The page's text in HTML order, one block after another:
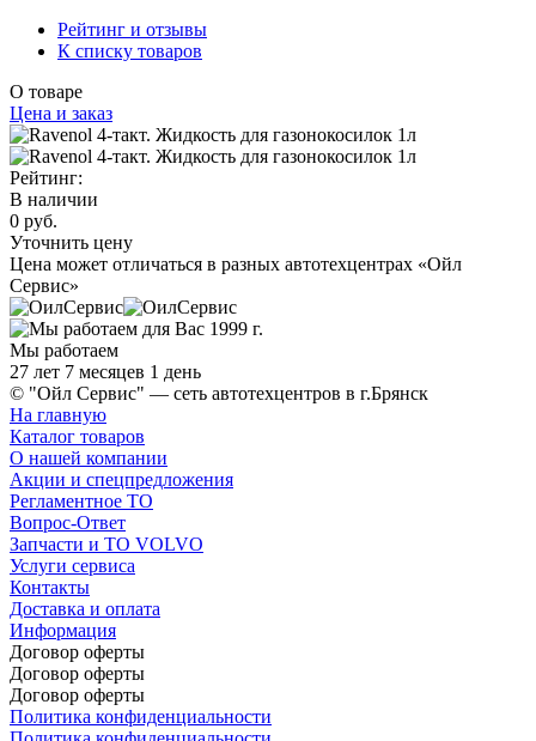
Рейтинг и отзывы
К списку товаров
О товаре
Цена и заказ
Рейтинг:
В наличии
0 руб.
Уточнить цену
Цена может отличаться в разных автотехцентрах «Ойл
Сервис»
Мы работаем
27 лет 7 месяцев 1 день
© "Ойл Сервис" — сеть автотехцентров в г.Брянск
На главную
Каталог товаров
О нашей компании
Акции и спецпредложения
Регламентное ТО
Вопрос-Ответ
Запчасти и ТО VOLVO
Услуги сервиса
Контакты
Доставка и оплата
Информация
Договор оферты
Договор оферты
Договор оферты
Политика конфиденциальности